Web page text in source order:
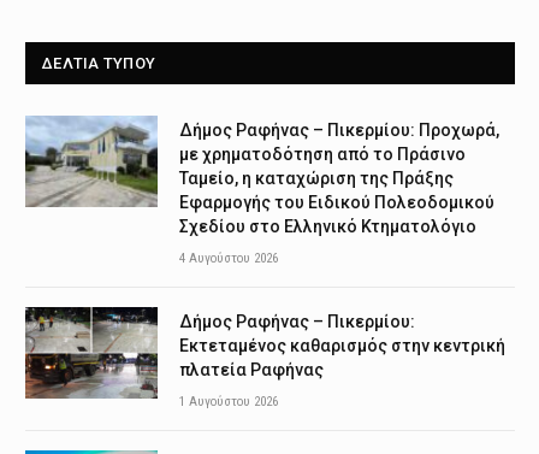
ΔΕΛΤΙΑ ΤΥΠΟΥ
Δήμος Ραφήνας – Πικερμίου: Προχωρά,
με χρηματοδότηση από το Πράσινο
Ταμείο, η καταχώριση της Πράξης
Εφαρμογής του Ειδικού Πολεοδομικού
Σχεδίου στο Ελληνικό Κτηματολόγιο
4 Αυγούστου 2026
Δήμος Ραφήνας – Πικερμίου:
Εκτεταμένος καθαρισμός στην κεντρική
πλατεία Ραφήνας
1 Αυγούστου 2026